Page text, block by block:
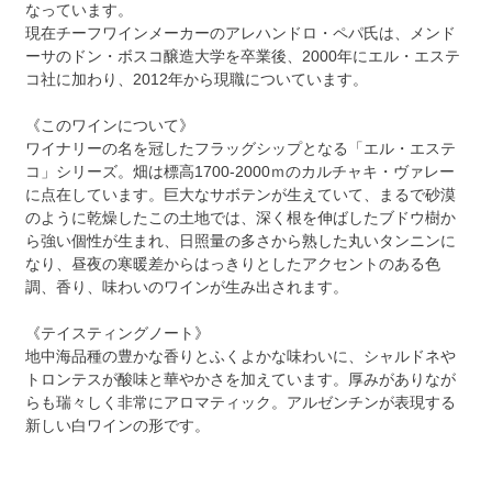
なっています。
現在チーフワインメーカーのアレハンドロ・ペパ氏は、メンド
ーサのドン・ボスコ醸造大学を卒業後、2000年にエル・エステ
コ社に加わり、2012年から現職についています。
《このワインについて》
ワイナリーの名を冠したフラッグシップとなる「エル・エステ
コ」シリーズ。畑は標高1700-2000ｍのカルチャキ・ヴァレー
に点在しています。巨大なサボテンが生えていて、まるで砂漠
のように乾燥したこの土地では、深く根を伸ばしたブドウ樹か
ら強い個性が生まれ、日照量の多さから熟した丸いタンニンに
なり、昼夜の寒暖差からはっきりとしたアクセントのある色
調、香り、味わいのワインが生み出されます。
《テイスティングノート》
地中海品種の豊かな香りとふくよかな味わいに、シャルドネや
トロンテスが酸味と華やかさを加えています。厚みがありなが
らも瑞々しく非常にアロマティック。アルゼンチンが表現する
新しい白ワインの形です。